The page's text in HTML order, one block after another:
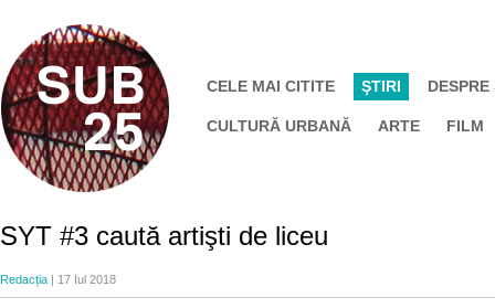
CELE MAI CITITE ŞTIRI DESPRE
CULTURĂ URBANĂ ARTE FILM
SYT #3 caută artişti de liceu
Redacția | 17 Iul 2018